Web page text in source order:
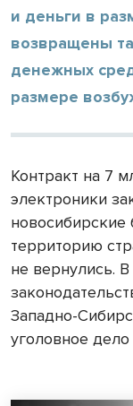
и деньги в
возвращены
денежных
размере
Контракт на 7
электроники
территорию
не вернулись. В
Западно-
уголовное